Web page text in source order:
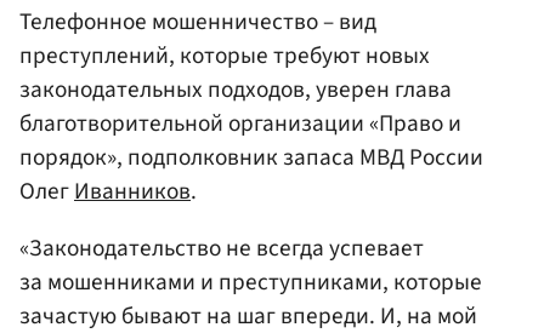
Телефонное мошенничество – вид
преступлений, которые требуют новых
законодательных подходов, уверен глава
благотворительной организации «Право и
порядок», подполковник запаса МВД России
ОлегИванников.
«Законодательство не всегда успевает
за мошенниками и преступниками, которые
зачастую бывают на шаг впереди. И, на мой